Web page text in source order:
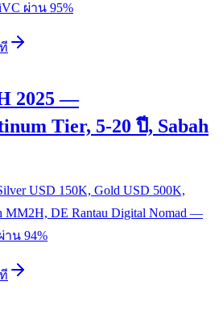
ผ่าน 95%
2025 —
Tier, 5-20 ปี, Sabah
USD 150K, Gold USD 500K,
MM2H, DE Rantau Digital Nomad —
น 94%